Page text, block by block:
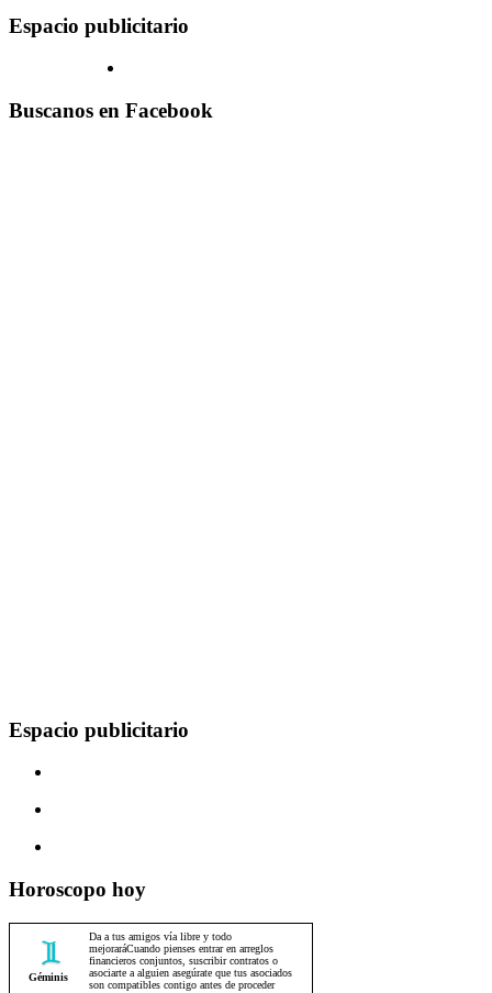
Espacio publicitario
Buscanos en Facebook
Espacio publicitario
Horoscopo hoy